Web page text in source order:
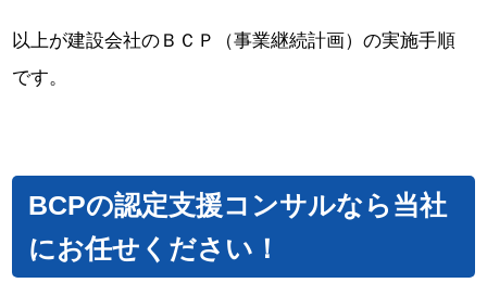
以上が建設会社のＢＣＰ（事業継続計画）の実施手順
です。
BCPの認定支援コンサルなら当社
にお任せください！